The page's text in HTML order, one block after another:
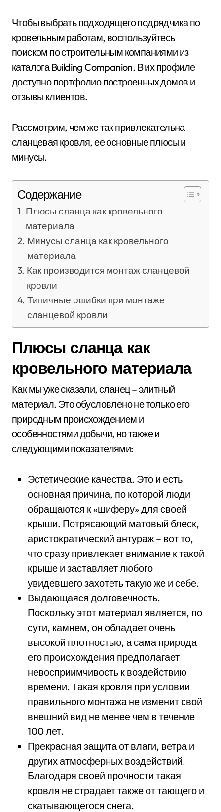
Чтобы выбрать подходящего подрядчика по
кровельным работам, воспользуйтесь
поиском по строительным компаниями из
каталога Building Companion. В их профиле
доступно портфолио построенных домов и
отзывы клиентов.
Рассмотрим, чем же так привлекательна
сланцевая кровля, ее основные плюсы и
минусы.
Содержание
Плюсы сланца как кровельного
материала
Минусы сланца как кровельного
материала
Как производится монтаж сланцевой
кровли
Типичные ошибки при монтаже
сланцевой кровли
Плюсы сланца как
кровельного материала
Как мы уже сказали, сланец – элитный
материал. Это обусловлено не только его
природным происхождением и
особенностями добычи, но также и
следующими показателями:
Эстетические качества. Это и есть
основная причина, по которой люди
обращаются к «шиферу» для своей
крыши. Потрясающий матовый блеск,
аристократический антураж – вот то,
что сразу привлекает внимание к такой
крыше и заставляет любого
увидевшего захотеть такую же и себе.
Выдающаяся долговечность.
Поскольку этот материал является, по
сути, камнем, он обладает очень
высокой плотностью, а сама природа
его происхождения предполагает
невосприимчивость к воздействию
времени. Такая кровля при условии
правильного монтажа не изменит свой
внешний вид не менее чем в течение
100 лет.
Прекрасная защита от влаги, ветра и
других атмосферных воздействий.
Благодаря своей прочности такая
кровля не страдает также от тающего и
скатывающегося снега.